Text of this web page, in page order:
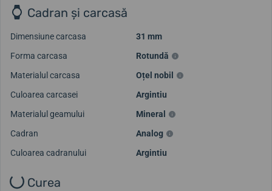
Cadran și carcasă
Dimensiune carcasa
31 mm
Forma carcasa
Rotundă
Materialul carcasa
Oțel nobil
Culoarea carcasei
Argintiu
Materialul geamului
Mineral
Cadran
Analog
Culoarea cadranului
Argintiu
Curea